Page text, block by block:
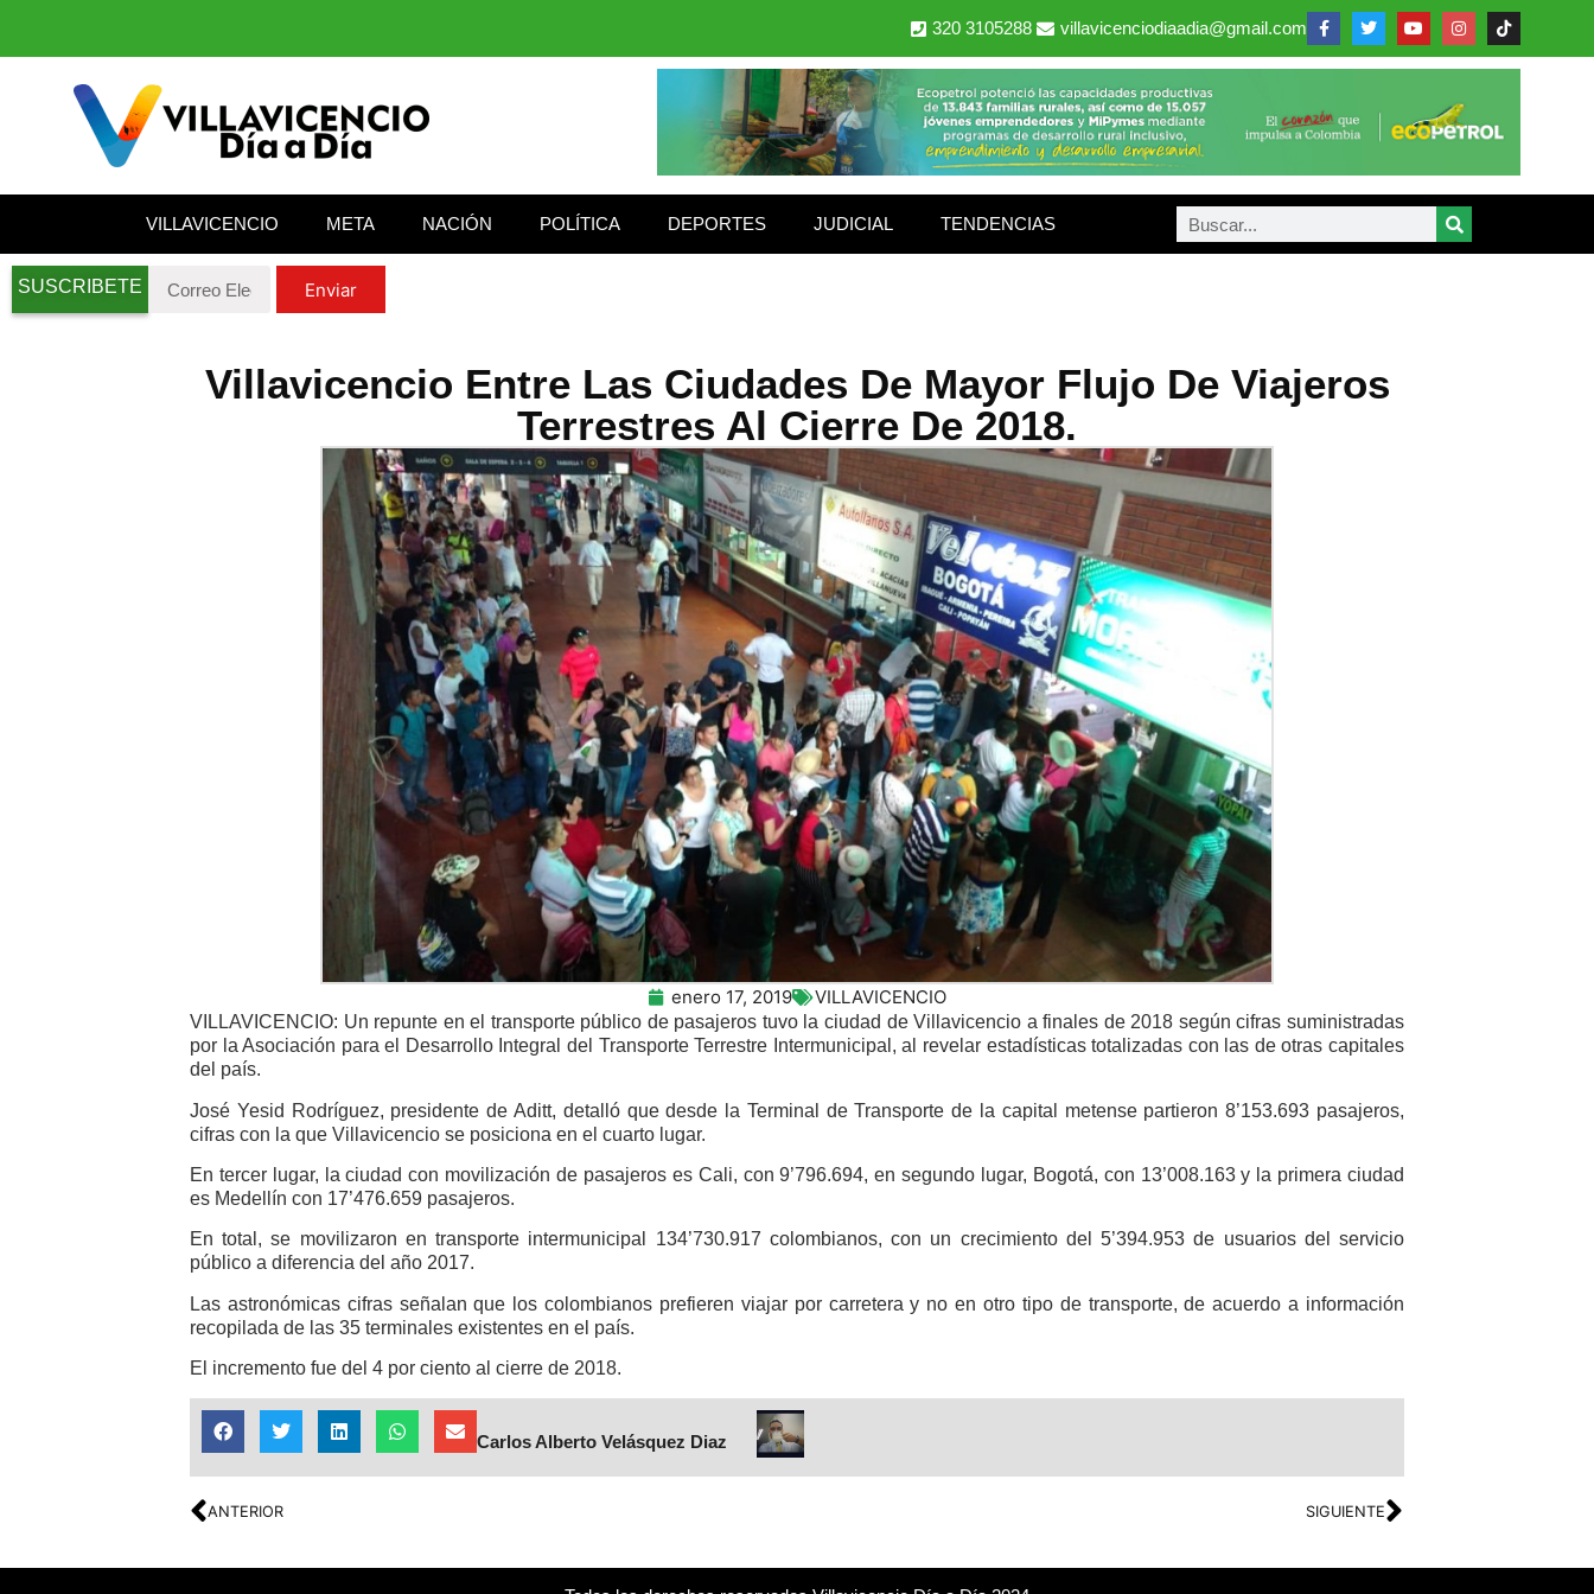
320 3105288 villavicenciodiaadia@gmail.com
VILLAVICENCIO META NACIÓN POLÍTICA DEPORTES JUDICIAL TENDENCIAS
SUSCRIBETE Enviar
Villavicencio Entre Las Ciudades De Mayor Flujo De Viajeros
Terrestres Al Cierre De 2018.
enero 17, 2019 VILLAVICENCIO
VILLAVICENCIO: Un repunte en el transporte público de pasajeros tuvo la ciudad de Villavicencio a finales de 2018 según cifras suministradas
por la Asociación para el Desarrollo Integral del Transporte Terrestre Intermunicipal, al revelar estadísticas totalizadas con las de otras capitales
del país.
José Yesid Rodríguez, presidente de Aditt, detalló que desde la Terminal de Transporte de la capital metense partieron 8’153.693 pasajeros,
cifras con la que Villavicencio se posiciona en el cuarto lugar.
En tercer lugar, la ciudad con movilización de pasajeros es Cali, con 9’796.694, en segundo lugar, Bogotá, con 13’008.163 y la primera ciudad
es Medellín con 17’476.659 pasajeros.
En total, se movilizaron en transporte intermunicipal 134’730.917 colombianos, con un crecimiento del 5’394.953 de usuarios del servicio
público a diferencia del año 2017.
Las astronómicas cifras señalan que los colombianos prefieren viajar por carretera y no en otro tipo de transporte, de acuerdo a información
recopilada de las 35 terminales existentes en el país.
El incremento fue del 4 por ciento al cierre de 2018.
Carlos Alberto Velásquez Diaz
ANTERIOR SIGUIENTE